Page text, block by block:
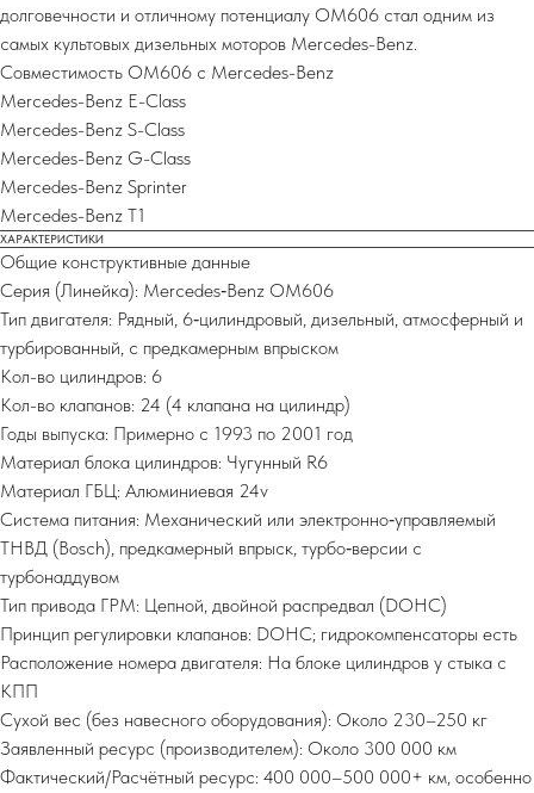
долговечности и отличному потенциалу OM606 стал одним из
самых культовых дизельных моторов Mercedes-Benz.
Совместимость OM606 с Mercedes-Benz
Mercedes-Benz E-Class
Mercedes-Benz S-Class
Mercedes-Benz G-Class
Mercedes-Benz Sprinter
Mercedes-Benz T1
ХАРАКТЕРИСТИКИ
Общие конструктивные данные
Серия (Линейка): Mercedes‑Benz OM606
Тип двигателя: Рядный, 6‑цилиндровый, дизельный, атмосферный и
турбированный, с предкамерным впрыском
Кол-во цилиндров: 6
Кол-во клапанов: 24 (4 клапана на цилиндр)
Годы выпуска: Примерно с 1993 по 2001 год
Материал блока цилиндров: Чугунный R6
Материал ГБЦ: Алюминиевая 24v
Система питания: Механический или электронно‑управляемый
ТНВД (Bosch), предкамерный впрыск, турбо‑версии с
турбонаддувом
Тип привода ГРМ: Цепной, двойной распредвал (DOHC)
Принцип регулировки клапанов: DOHC; гидрокомпенсаторы есть
Расположение номера двигателя: На блоке цилиндров у стыка с
КПП
Сухой вес (без навесного оборудования): Около 230–250 кг
Заявленный ресурс (производителем): Около 300 000 км
Фактический/Расчётный ресурс: 400 000–500 000+ км, особенно